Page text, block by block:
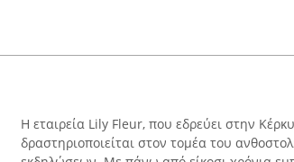
Η εταιρεία Lily Fleur, που εδρεύει στην
δραστηριοποιείται στον τομέα του